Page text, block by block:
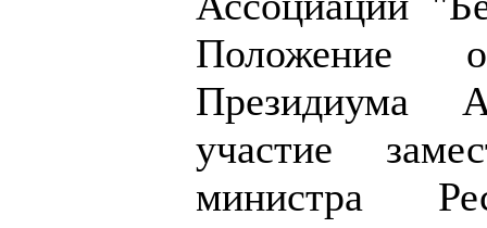
Положение
Президиума
участие
министра